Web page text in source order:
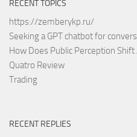
RECENT TOPICS
https://zemberykp.ru/
Seeking a GPT chatbot for
How Does Public Perception
Quatro Review
Trading
RECENT REPLIES